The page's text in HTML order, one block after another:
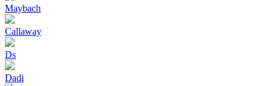
Maybach
Callaway
Ds
Dadi